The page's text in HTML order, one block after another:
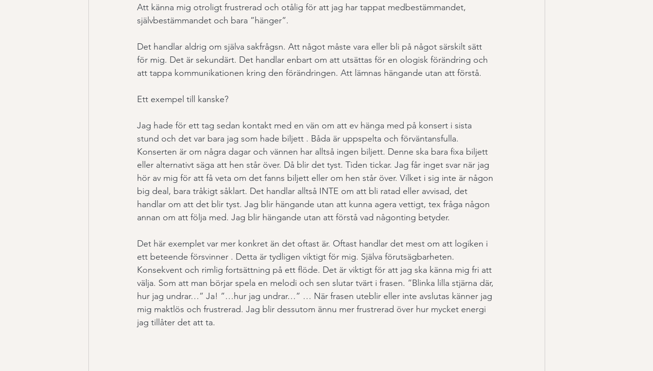
Att känna mig otroligt frustrerad och otålig för att jag har tappat medbestämmandet,
självbestämmandet och bara ”hänger”.
Det handlar aldrig om själva sakfrågsn. Att något måste vara eller bli på något särskilt sätt
för mig. Det är sekundärt. Det handlar enbart om att utsättas för en ologisk förändring och
att tappa kommunikationen kring den förändringen. Att lämnas hängande utan att förstå.
Ett exempel till kanske?
Jag hade för ett tag sedan kontakt med en vän om att ev hänga med på konsert i sista
stund och det var bara jag som hade biljett . Båda är uppspelta och förväntansfulla.
Konserten är om några dagar och vännen har alltså ingen biljett. Denne ska bara fixa biljett
eller alternativt säga att hen står över. Då blir det tyst. Tiden tickar. Jag får inget svar när jag
hör av mig för att få veta om det fanns biljett eller om hen står över. Vilket i sig inte är någon
big deal, bara tråkigt såklart. Det handlar alltså INTE om att bli ratad eller avvisad, det
handlar om att det blir tyst. Jag blir hängande utan att kunna agera vettigt, tex fråga någon
annan om att följa med. Jag blir hängande utan att förstå vad någonting betyder.
Det här exemplet var mer konkret än det oftast är. Oftast handlar det mest om att logiken i
ett beteende försvinner . Detta är tydligen viktigt för mig. Själva förutsägbarheten.
Konsekvent och rimlig fortsättning på ett flöde. Det är viktigt för att jag ska känna mig fri att
välja. Som att man börjar spela en melodi och sen slutar tvärt i frasen. ”Blinka lilla stjärna där,
hur jag undrar…” Ja! ”…hur jag undrar…” … När frasen uteblir eller inte avslutas känner jag
mig maktlös och frustrerad. Jag blir dessutom ännu mer frustrerad över hur mycket energi
jag tillåter det att ta.